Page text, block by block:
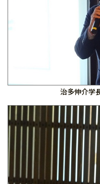
治多伸介学